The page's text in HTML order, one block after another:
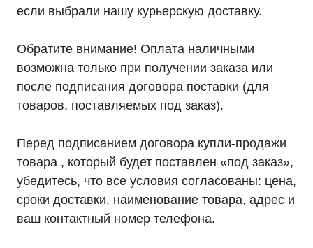
если выбрали нашу курьерскую доставку.
Обратите внимание! Оплата наличными
возможна только при получении заказа или
после подписания договора поставки (для
товаров, поставляемых под заказ).
Перед подписанием договора купли-продажи
товара , который будет поставлен «под заказ»,
убедитесь, что все условия согласованы: цена,
сроки доставки, наименование товара, адрес и
ваш контактный номер телефона.